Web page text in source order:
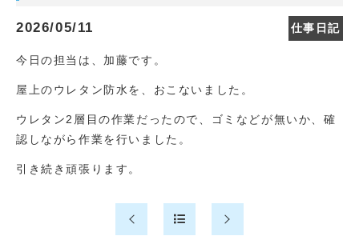
2026/05/11 仕事日記
今日の担当は、加藤です。
屋上のウレタン防水を、おこないました。
ウレタン2層目の作業だったので、ゴミなどが無いか、確
認しながら作業を行いました。
引き続き頑張ります。